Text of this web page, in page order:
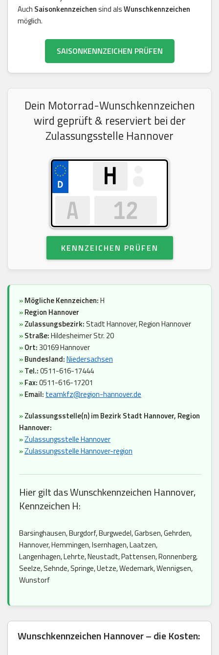
Auch Saisonkennzeichensind alsWunschkennzeichen
möglich.
SAISONKENNZEICHEN PRÜFEN
Dein Motorrad-Wunschkennzeichen
wird geprüft & reserviert bei der
Zulassungsstelle Hannover
KENNZEICHEN PRÜFEN
»Mögliche Kennzeichen:H
»Region Hannover
»Zulassungsbezirk: Stadt Hannover, Region Hannover
»Straße:Hildesheimer Str. 20
»Ort:30169 Hannover
»Bundesland:Niedersachsen
»Tel.:0511-616-17444
»Fax:0511-616-17201
»Email: teamkfz@region-hannover.de
»Zulassungsstelle(n) im Bezirk Stadt Hannover, Region
Hannover:
»Zulassungsstelle Hannover
»Zulassungsstelle Hannover-region
Hier gilt das Wunschkennzeichen Hannover,
Kennzeichen H:
Barsinghausen, Burgdorf, Burgwedel, Garbsen, Gehrden,
Hannover, Hemmingen, Isernhagen, Laatzen,
Langenhagen, Lehrte, Neustadt, Pattensen, Ronnenberg,
Seelze, Sehnde, Springe, Uetze, Wedemark, Wennigsen,
Wunstorf
Wunschkennzeichen Hannover – die Kosten: